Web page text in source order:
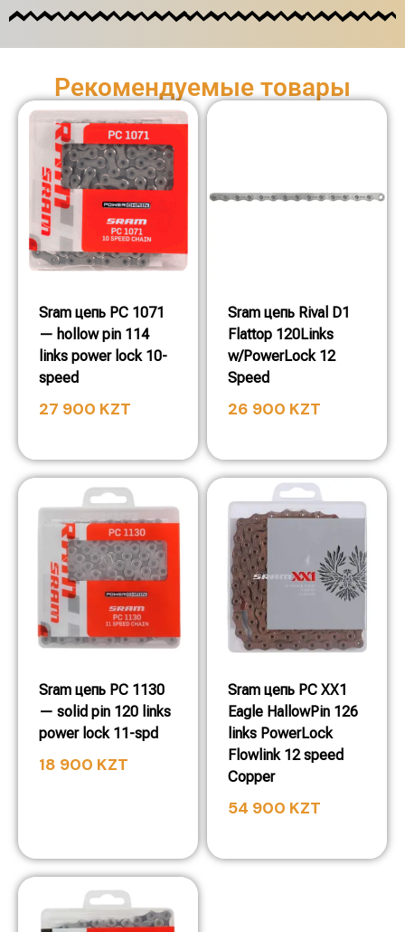
Рекомендуемые товары
Sram цепь PC 1071
— hollow pin 114
links power lock 10-
speed
27 900 KZT
Sram цепь Rival D1
Flattop 120Links
w/PowerLock 12
Speed
26 900 KZT
Sram цепь PC 1130
— solid pin 120 links
power lock 11-spd
18 900 KZT
Sram цепь PC XX1
Eagle HallowPin 126
links PowerLock
Flowlink 12 speed
Copper
54 900 KZT